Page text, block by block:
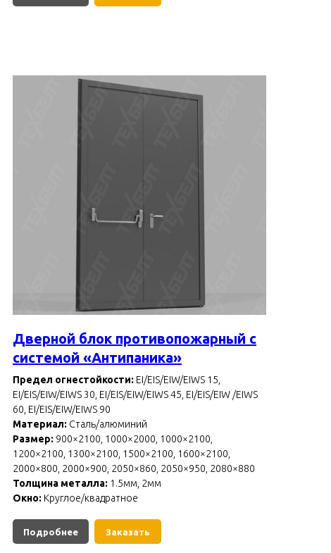
Дверной блок противопожарный с
системой «Антипаника»
Предел огнестойкости: EI/EIS/EIW/EIWS 15,
EI/EIS/EIW/EIWS 30, EI/EIS/EIW/EIWS 45, EI/EIS/EIW /EIWS
60, EI/EIS/EIW/EIWS 90
Материал: Сталь/алюминий
Размер: 900×2100, 1000×2000, 1000×2100,
1200×2100, 1300×2100, 1500×2100, 1600×2100,
2000×800, 2000×900, 2050×860, 2050×950, 2080×880
Толщина металла: 1.5мм, 2мм
Окно: Круглое/квадратное
Подробнее Заказать